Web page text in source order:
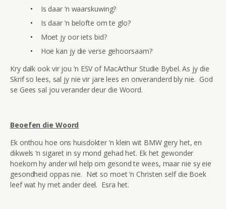
Is daar ‘n waarskuwing?
Is daar ‘n belofte om te glo?
Moet jy oor iets bid?
Hoe kan jy die verse gehoorsaam?
Kry dalk ook vir jou ‘n ESV of MacArthur Studie Bybel. As jy die
Skrif so lees, sal jy nie vir jare lees en onveranderd bly nie. God
se Gees sal jou verander deur die Woord.
Beoefen die Woord
Ek onthou hoe ons huisdokter ‘n klein wit BMW gery het, en
dikwels ‘n sigaret in sy mond gehad het. Ek het gewonder
hoekom hy ander wil help om gesond te wees, maar nie sy eie
gesondheid oppas nie. Net so moet ‘n Christen self die Boek
leef wat hy met ander deel. Esra het.